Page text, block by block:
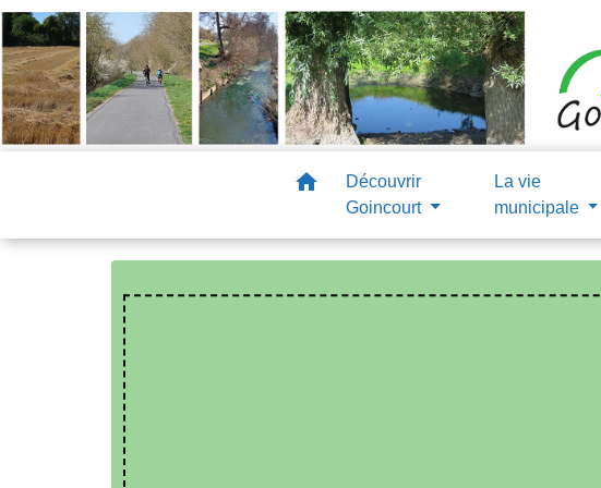
home
Découvrir
Goincourt
La vie
municipale